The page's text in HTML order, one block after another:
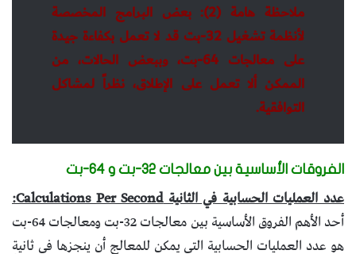
ملاحظة هامة (2): بعض البرامج المخصصة
لأنظمة تشغيل 32-بت قد لا تعمل بكفاءة جيدة
على معالجات 64-بت، وببعض الحالات، من
الممكن ألا تعمل على الإطلاق، نظراً لمشاكل
التوافقية.
الفروقات الأساسية بين معالجات 32-بت و 64-بت
عدد العمليات الحسابية في الثانية Calculations Per Second:
أحد الأهم الفروق الأساسية بين معالجات 32-بت ومعالجات 64-بت
هو عدد العمليات الحسابية التي يمكن للمعالج أن ينجزها في ثانيةٍ